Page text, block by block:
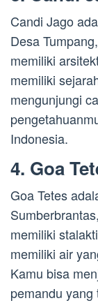
Candi Jago
Desa
memiliki
memiliki
mengunjungi
Indonesia.
4. Goa
Goa Tetes
memiliki
memiliki air
Kamu bisa
pemandu